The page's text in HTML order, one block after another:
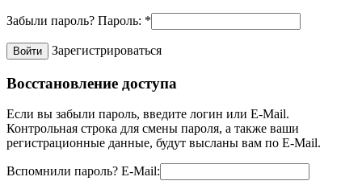
Забыли пароль? Пароль: *
Зарегистрироваться
Восстановление доступа
Если вы забыли пароль, введите логин или E-Mail.
Контрольная строка для смены пароля, а также ваши
регистрационные данные, будут высланы вам по E-Mail.
Вспомнили пароль? E-Mail: